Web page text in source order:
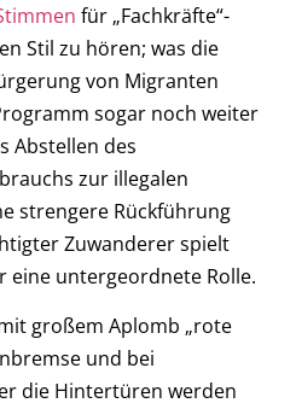
für „Fachkräfte“-
Stil zu hören; was die
von Migranten
sogar noch weiter
Abstellen des
zur illegalen
strengere Rückführung
Zuwanderer spielt
eine untergeordnete Rolle.
großem Aplomb „rote
und bei
die Hintertüren werden